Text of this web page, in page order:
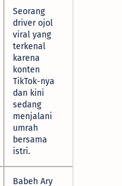
Seorang
driver ojol
viral yang
terkenal
karena
konten
TikTok-nya
dan kini
sedang
menjalani
umrah
bersama
istri.
Babeh Ary